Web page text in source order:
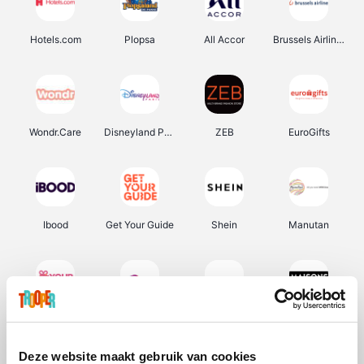
Deze website maakt gebruik van cookies
Hotels.com Plopsa All Accor Brussels Airlines
Wondr.Care Disneyland Paris ZEB EuroGifts
Ibood Get Your Guide Shein Manutan